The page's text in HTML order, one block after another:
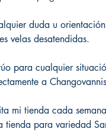
duda u
velas desatendidas.
para cualquier
a
mi tienda cada
tienda para variedad